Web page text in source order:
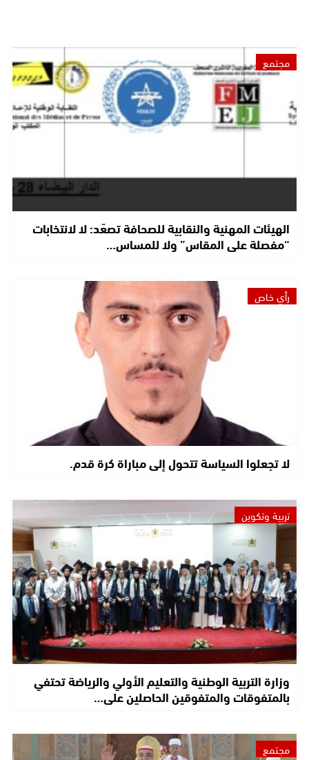
مجتمع
الهيئات المهنية والنقابية للصحافة تصعّد: لا لانتخابات
“مفصلة على المقاس” ولا للمساس…
رأي خاص
لا تجعلوا السياسة تتحول إلى مباراة كرة قدم.
تربية وتكوين
وزارة التربية الوطنية والتعليم الأولي والرياضة تحتفي
بالمتفوقات والمتفوقين الحاصلين على…
مجتمع